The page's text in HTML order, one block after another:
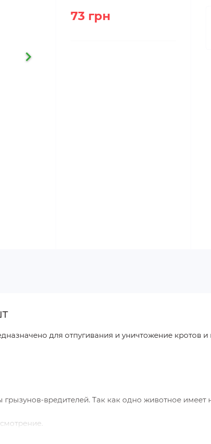
73 грн
для отпугивания и уничтожение кротов
вредителей. Так как одно животное имеет